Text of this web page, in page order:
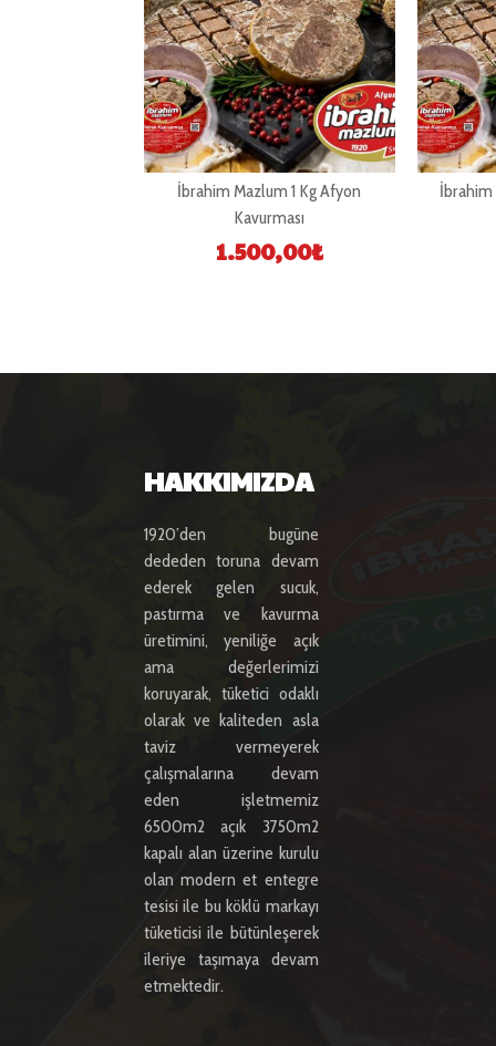
İbrahim Mazlum 1 Kg Afyon
Kavurması
1.500,00₺
HAKKIMIZDA
1920’den bugüne
dededen toruna devam
ederek gelen sucuk,
pastırma ve kavurma
üretimini, yeniliğe açık
ama değerlerimizi
koruyarak, tüketici odaklı
olarak ve kaliteden asla
taviz vermeyerek
çalışmalarına devam
eden işletmemiz
6500m2 açık 3750m2
kapalı alan üzerine kurulu
olan modern et entegre
tesisi ile bu köklü markayı
tüketicisi ile bütünleşerek
ileriye taşımaya devam
etmektedir.